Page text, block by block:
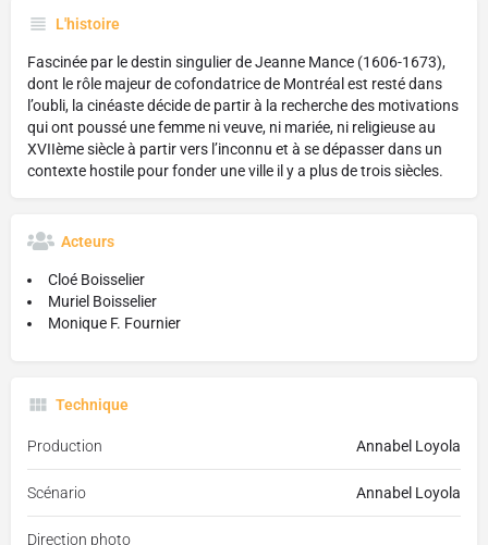
L'histoire
Fascinée par le destin singulier de Jeanne Mance (1606-1673),
dont le rôle majeur de cofondatrice de Montréal est resté dans
l’oubli, la cinéaste décide de partir à la recherche des motivations
qui ont poussé une femme ni veuve, ni mariée, ni religieuse au
XVIIème siècle à partir vers l’inconnu et à se dépasser dans un
contexte hostile pour fonder une ville il y a plus de trois siècles.
Acteurs
Cloé Boisselier
Muriel Boisselier
Monique F. Fournier
Technique
Production Annabel Loyola
Scénario Annabel Loyola
Direction photo